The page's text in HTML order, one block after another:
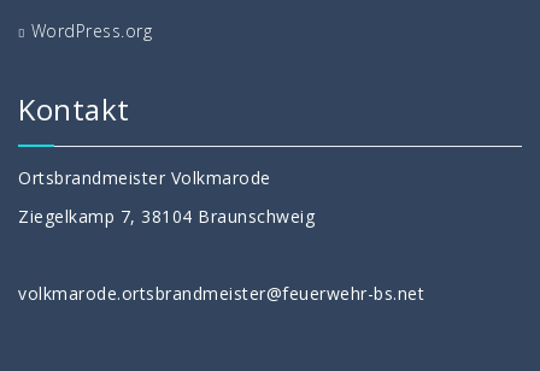
WordPress.org
Kontakt
Ortsbrandmeister Volkmarode
Ziegelkamp 7, 38104 Braunschweig
volkmarode.ortsbrandmeister@feuerwehr-bs.net